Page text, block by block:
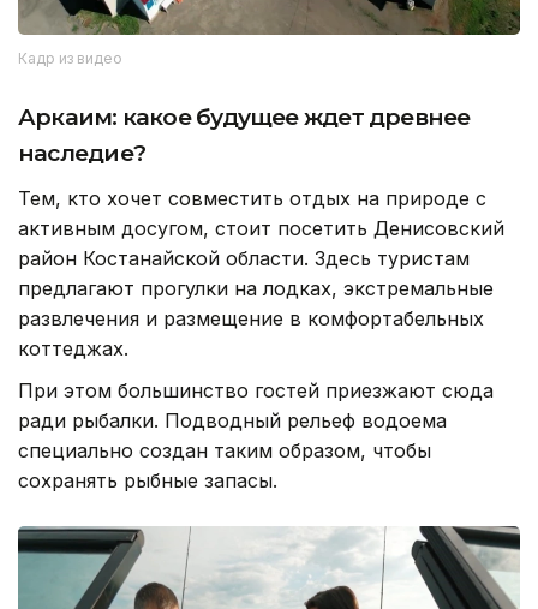
Кадр из видео
Аркаим: какое будущее ждет древнее
наследие?
Тем, кто хочет совместить отдых на природе с
активным досугом, стоит посетить Денисовский
район Костанайской области. Здесь туристам
предлагают прогулки на лодках, экстремальные
развлечения и размещение в комфортабельных
коттеджах.
При этом большинство гостей приезжают сюда
ради рыбалки. Подводный рельеф водоема
специально создан таким образом, чтобы
сохранять рыбные запасы.